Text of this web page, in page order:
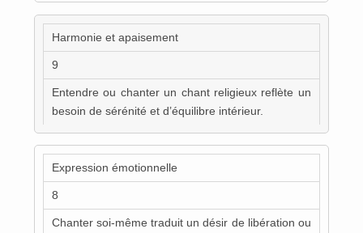
Harmonie et apaisement
9
Entendre ou chanter un chant religieux reflète un
besoin de sérénité et d’équilibre intérieur.
Expression émotionnelle
8
Chanter soi-même traduit un désir de libération ou